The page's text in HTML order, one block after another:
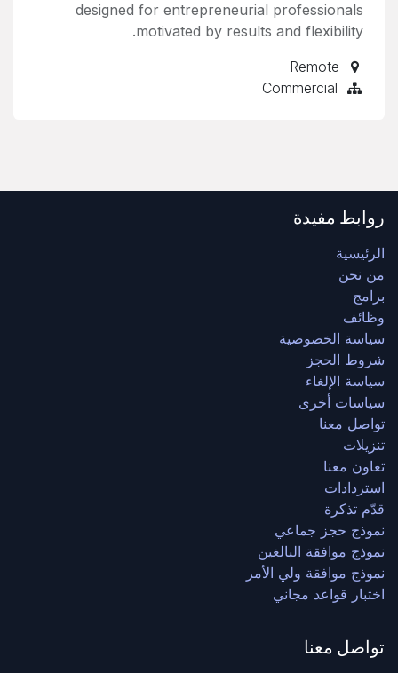
designed for entrepreneurial professionals
motivated by results and flexibility.
Remote
Commercial
روابط مفيدة
الرئيسية
من نحن
برامج
وظائف
سياسة الخصوصية
شروط الحجز
سياسة الإلغاء
سياسات أخرى
تواصل معنا
تنزيلات
تعاون معنا
استردادات
قدّم تذكرة
نموذج حجز جماعي
نموذج موافقة البالغين
نموذج موافقة ولي الأمر
اختبار قواعد مجاني
تواصل معنا